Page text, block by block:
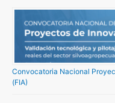
Convocatoria Nacional
(FIA)